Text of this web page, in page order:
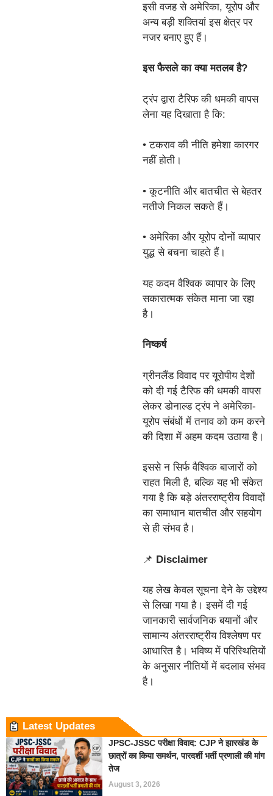
इसी वजह से अमेरिका, यूरोप और
अन्य बड़ी शक्तियां इस क्षेत्र पर
नजर बनाए हुए हैं।
इस फैसले का क्या मतलब है?
ट्रंप द्वारा टैरिफ की धमकी वापस
लेना यह दिखाता है कि:
• टकराव की नीति हमेशा कारगर
नहीं होती।
• कूटनीति और बातचीत से बेहतर
नतीजे निकल सकते हैं।
• अमेरिका और यूरोप दोनों व्यापार
युद्ध से बचना चाहते हैं।
यह कदम वैश्विक व्यापार के लिए
सकारात्मक संकेत माना जा रहा
है।
निष्कर्ष
ग्रीनलैंड विवाद पर यूरोपीय देशों
को दी गई टैरिफ की धमकी वापस
लेकर डोनाल्ड ट्रंप ने अमेरिका-
यूरोप संबंधों में तनाव को कम करने
की दिशा में अहम कदम उठाया है।
इससे न सिर्फ वैश्विक बाजारों को
राहत मिली है, बल्कि यह भी संकेत
गया है कि बड़े अंतरराष्ट्रीय विवादों
का समाधान बातचीत और सहयोग
से ही संभव है।
📌 Disclaimer
यह लेख केवल सूचना देने के उद्देश्य
से लिखा गया है। इसमें दी गई
जानकारी सार्वजनिक बयानों और
सामान्य अंतरराष्ट्रीय विश्लेषण पर
आधारित है। भविष्य में परिस्थितियों
के अनुसार नीतियों में बदलाव संभव
है।
Latest Updates
JPSC-JSSC परीक्षा विवाद: CJP ने झारखंड के
छात्रों का किया समर्थन, पारदर्शी भर्ती प्रणाली की मांग
तेज
August 3, 2026